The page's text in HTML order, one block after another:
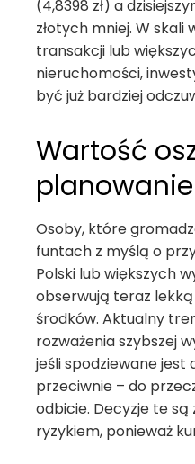
(4,8398 zł) a
złotych mniej. W
transakcji lub
nieruchomości,
być już bardziej
Wartość
Osoby, które
funtach z myślą o
Polski lub większych
obserwują teraz
środków. Aktualny
rozważenia szybszej
jeśli spodziewane jest
przeciwnie – do
odbicie. Decyzje te
ryzykiem, ponieważ